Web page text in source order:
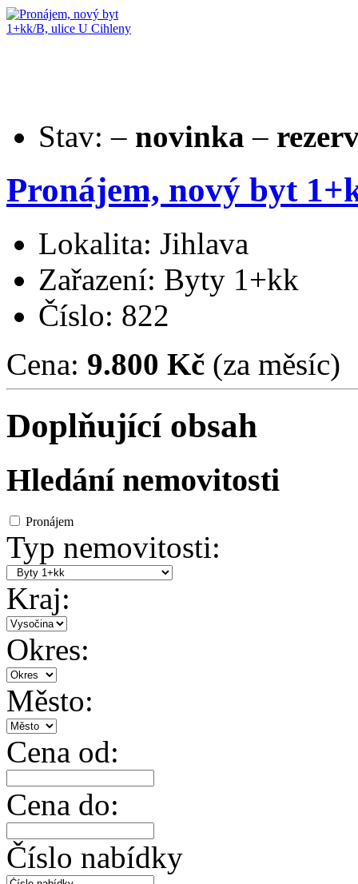
Stav: – novinka –
Pronájem, nový byt
Lokalita: Jihlava
Zařazení: Byty 1+kk
Číslo: 822
Cena: 9.800 Kč (za měsíc)
Doplňující obsah
Hledání nemovitosti
Pronájem
Typ nemovitosti:
Kraj:
Okres:
Město:
Cena od:
Cena do:
Číslo nabídky